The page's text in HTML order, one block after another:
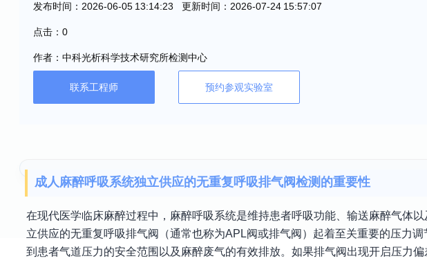
发布时间：2026-06-05 13:14:23 更新时间：2026-07-24 15:57:07
点击：0
作者：中科光析科学技术研究所检测中心
联系工程师 预约参观实验室
成人麻醉呼吸系统独立供应的无重复呼吸排气阀检测的重要性
在现代医学临床麻醉过程中，麻醉呼吸系统是维持患者呼吸功能、输送麻醉气体
立供应的无重复呼吸排气阀（通常也称为APL阀或排气阀）起着至关重要的压力
到患者气道压力的安全范围以及麻醉废气的有效排放。如果排气阀出现开启压力